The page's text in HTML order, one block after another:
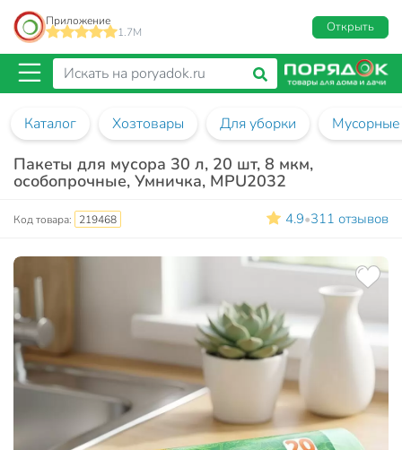
Приложение
1.7M
Открыть
Каталог Хозтовары Для уборки
Пакеты для мусора 30 л, 20 шт, 8 мкм,
особопрочные, Умничка, MPU2032
Код товара: 219468 4.9•311 отзывов